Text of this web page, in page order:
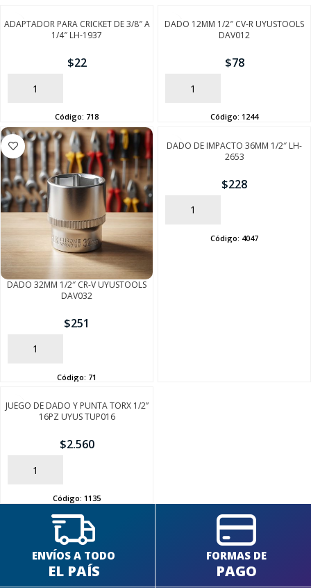
ADAPTADOR PARA CRICKET DE 3/8″ A
1/4″ LH-1937
$22
AÑADIR
Código: 718
DADO 12MM 1/2″ CV-R UYUSTOOLS
DAV012
$78
AÑADIR
Código: 1244
DADO 32MM 1/2″ CR-V UYUSTOOLS
DAV032
$251
AÑADIR
Código: 71
DADO DE IMPACTO 36MM 1/2″ LH-
2653
$228
AÑADIR
Código: 4047
JUEGO DE DADO Y PUNTA TORX 1/2”
16PZ UYUS TUP016
$2.560
AÑADIR
Código: 1135
ENVÍOS A TODO
EL PAÍS
FORMAS DE
PAGO
SEGUÍ COMPRANDO